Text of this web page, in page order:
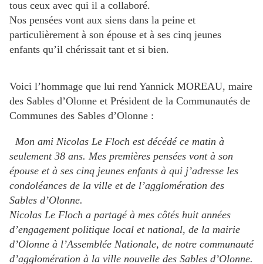
tous ceux avec qui il a collaboré.
Nos pensées vont aux siens dans la peine et
particulièrement à son épouse et à ses cinq jeunes
enfants qu’il chérissait tant et si bien.
Voici l’hommage que lui rend Yannick MOREAU, maire
des Sables d’Olonne et Président de la Communautés de
Communes des Sables d’Olonne :
Mon ami Nicolas Le Floch est décédé ce matin à
seulement 38 ans. Mes premières pensées vont à son
épouse et à ses cinq jeunes enfants à qui j’adresse les
condoléances de la ville et de l’agglomération des
Sables d’Olonne.
Nicolas Le Floch a partagé à mes côtés huit années
d’engagement politique local et national, de la mairie
d’Olonne à l’Assemblée Nationale, de notre communauté
d’agglomération à la ville nouvelle des Sables d’Olonne.